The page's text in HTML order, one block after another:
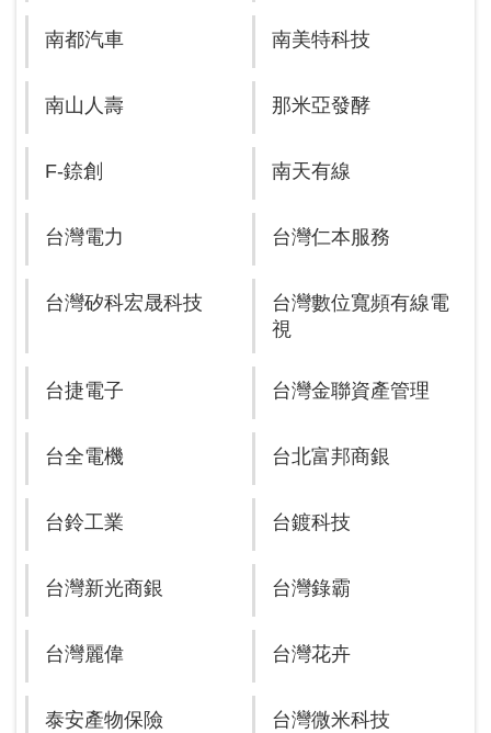
南都汽車 南美特科技
南山人壽 那米亞發酵
F-錼創 南天有線
台灣電力 台灣仁本服務
台灣矽科宏晟科技
台灣數位寬頻有線電
視
台捷電子 台灣金聯資產管理
台全電機 台北富邦商銀
台鈴工業 台鍍科技
台灣新光商銀 台灣錄霸
台灣麗偉 台灣花卉
泰安產物保險 台灣微米科技